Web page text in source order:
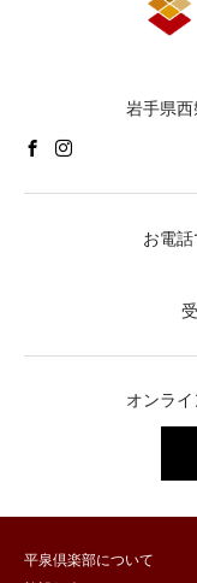
岩手県
お電
オンラ
平泉倶楽部について